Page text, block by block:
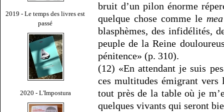
2019 - Le temps des livres est
passé
2020 - L'Impostura
bruit d’un pilon énorme
quelque chose comme le
blasphèmes, des infidélités,
peuple de la Reine
pénitence» (p. 310).
(12) «En attendant je suis
ces multitudes émigrant vers
tout près de la table où je
quelques vivants qui seront